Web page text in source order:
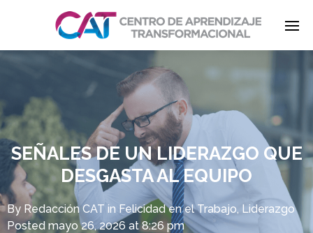
Enter tracking ID
SEÑALES DE UN LIDERAZGO QUE
DESGASTA AL EQUIPO
By Redacción CAT in Felicidad en el Trabajo, Liderazgo
Posted mayo 26, 2026 at 8:26 pm